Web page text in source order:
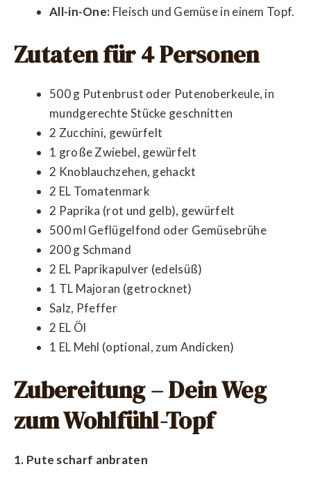
All-in-One: Fleisch und Gemüse in einem Topf.
Zutaten für 4 Personen
500 g Putenbrust oder Putenoberkeule, in
mundgerechte Stücke geschnitten
2 Zucchini, gewürfelt
1 große Zwiebel, gewürfelt
2 Knoblauchzehen, gehackt
2 EL Tomatenmark
2 Paprika (rot und gelb), gewürfelt
500 ml Geflügelfond oder Gemüsebrühe
200 g Schmand
2 EL Paprikapulver (edelsüß)
1 TL Majoran (getrocknet)
Salz, Pfeffer
2 EL Öl
1 EL Mehl (optional, zum Andicken)
Zubereitung – Dein Weg
zum Wohlfühl-Topf
1. Pute scharf anbraten